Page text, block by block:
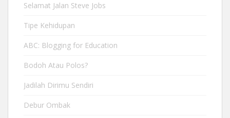
Selamat Jalan Steve Jobs
Tipe Kehidupan
ABC: Blogging for Education
Bodoh Atau Polos?
Jadilah Dirimu Sendiri
Debur Ombak